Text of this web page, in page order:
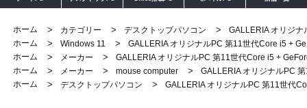
ホーム > カテゴリー > デスクトップパソコン >
GALLERIA オリジ
ホーム
> Windows 11 >
GALLERIA オリジナルPC 第11世代Core i5 +
ホーム
> メーカー >
GALLERIA オリジナルPC 第11世代Core i5 +
ホーム
> メーカー > mouse computer >
GALLERIA オリジナルPC
ホーム
> デスクトップパソコン > GALLERIA オリジナルPC 第11世代